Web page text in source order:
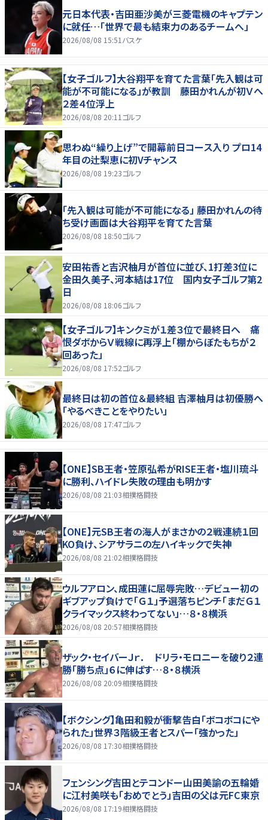
元日本代表・吉田亜沙美が三菱電機のキャプテン
に就任…「世界で最も結束力のあるチームへ」
2026/08/08 15:51 バスケ
【女子ゴルフ】大谷翔平を育てた言葉「先入観は可
能が不可能になる」が教訓 藤田かれんが初Ｖへ
２差４位浮上
2026/08/08 20:11 ゴルフ
思わぬ“繰り上げ”で開幕前日コース入り プロ14
年目の辻梨恵に初Vチャンス
2026/08/08 19:23ゴルフ
「先入観は可能が不可能になる」 藤田かれんの待
ち受け画面は大谷翔平を育てた言葉
2026/08/08 18:50ゴルフ
安田祐香と吉沢柚月が首位に並び、1打差3位に
金田久美子、河本結は17位 国内女子ゴルフ第2
日
2026/08/08 18:06ゴルフ
【女子ゴルフ】キンクミが１差３位で最終日へ 痛
恨ダボからＶ戦線に再浮上「棚からぼたもちが２
回あった」
2026/08/08 17:52ゴルフ
最終日は初の首位＆最終組 吉澤柚月は初優勝へ
「やるべきことをやりたい」
2026/08/08 17:47ゴルフ
【ONE】SB王者・笠原弘希がRISE王者・塩川琉斗
に勝利、ハイドレ失敗の理由も明かす
2026/08/08 21:03相撲格闘技
【ONE】元SB王者の海人がまさかの２戦連続１回
KO負け、シアサラニの左ハイキックで失神
2026/08/08 21:02相撲格闘技
ウルフアロン、成田蓮に屈辱完敗…デビュー初の
ギブアップ負けで「Ｇ１」予選落ちピンチ「まだＧ１
クライマックス終わってない」…８・８横浜
2026/08/08 20:57相撲格闘技
ザック・セイバーＪｒ． ドリラ・モロニーを破り２連
勝「勝ち点」６に伸ばす…８・８横浜
2026/08/08 20:09相撲格闘技
【ボクシング】亀田和毅が衝撃告白「ボコボコにや
られた」世界３階級王者とスパー「強かった」
2026/08/08 17:30相撲格闘技
フェンシング吉田とテコンドー山田美諭の五輪婚
に江村美咲も「おめでとう」吉田の父は元FC東京
2026/08/08 17:19相撲格闘技